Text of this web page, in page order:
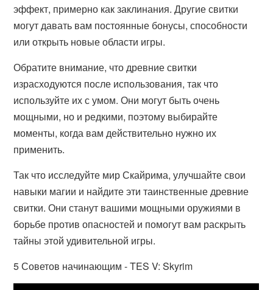
эффект, примерно как заклинания. Другие свитки
могут давать вам постоянные бонусы, способности
или открыть новые области игры.
Обратите внимание, что древние свитки
израсходуются после использования, так что
используйте их с умом. Они могут быть очень
мощными, но и редкими, поэтому выбирайте
моменты, когда вам действительно нужно их
применить.
Так что исследуйте мир Скайрима, улучшайте свои
навыки магии и найдите эти таинственные древние
свитки. Они станут вашими мощными оружиями в
борьбе против опасностей и помогут вам раскрыть
тайны этой удивительной игры.
5 Советов начинающим - TES V: Skyrim